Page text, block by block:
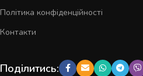
Політика конфіденційності
Контакти
Поділитись: